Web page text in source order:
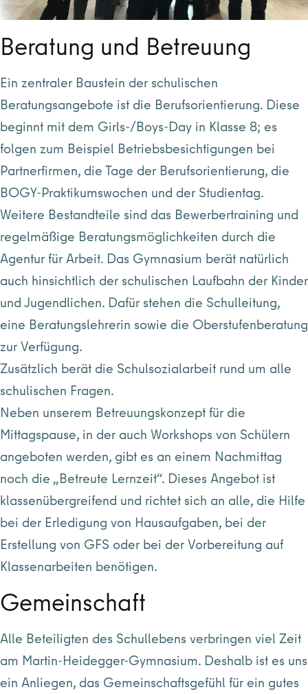
Beratung und Betreuung
Ein zentraler Baustein der schulischen
Beratungsangebote ist die Berufsorientierung. Diese
beginnt mit dem Girls-/Boys-Day in Klasse 8; es
folgen zum Beispiel Betriebsbesichtigungen bei
Partnerfirmen, die Tage der Berufsorientierung, die
BOGY-Praktikumswochen und der Studientag.
Weitere Bestandteile sind das Bewerbertraining und
regelmäßige Beratungsmöglichkeiten durch die
Agentur für Arbeit. Das Gymnasium berät natürlich
auch hinsichtlich der schulischen Laufbahn der Kinder
und Jugendlichen. Dafür stehen die Schulleitung,
eine Beratungslehrerin sowie die Oberstufenberatung
zur Verfügung.
Zusätzlich berät die Schulsozialarbeit rund um alle
schulischen Fragen.
Neben unserem Betreuungskonzept für die
Mittagspause, in der auch Workshops von Schülern
angeboten werden, gibt es an einem Nachmittag
noch die „Betreute Lernzeit“. Dieses Angebot ist
klassenübergreifend und richtet sich an alle, die Hilfe
bei der Erledigung von Hausaufgaben, bei der
Erstellung von GFS oder bei der Vorbereitung auf
Klassenarbeiten benötigen.
Gemeinschaft
Alle Beteiligten des Schullebens verbringen viel Zeit
am Martin-Heidegger-Gymnasium. Deshalb ist es uns
ein Anliegen, das Gemeinschaftsgefühl für ein gutes